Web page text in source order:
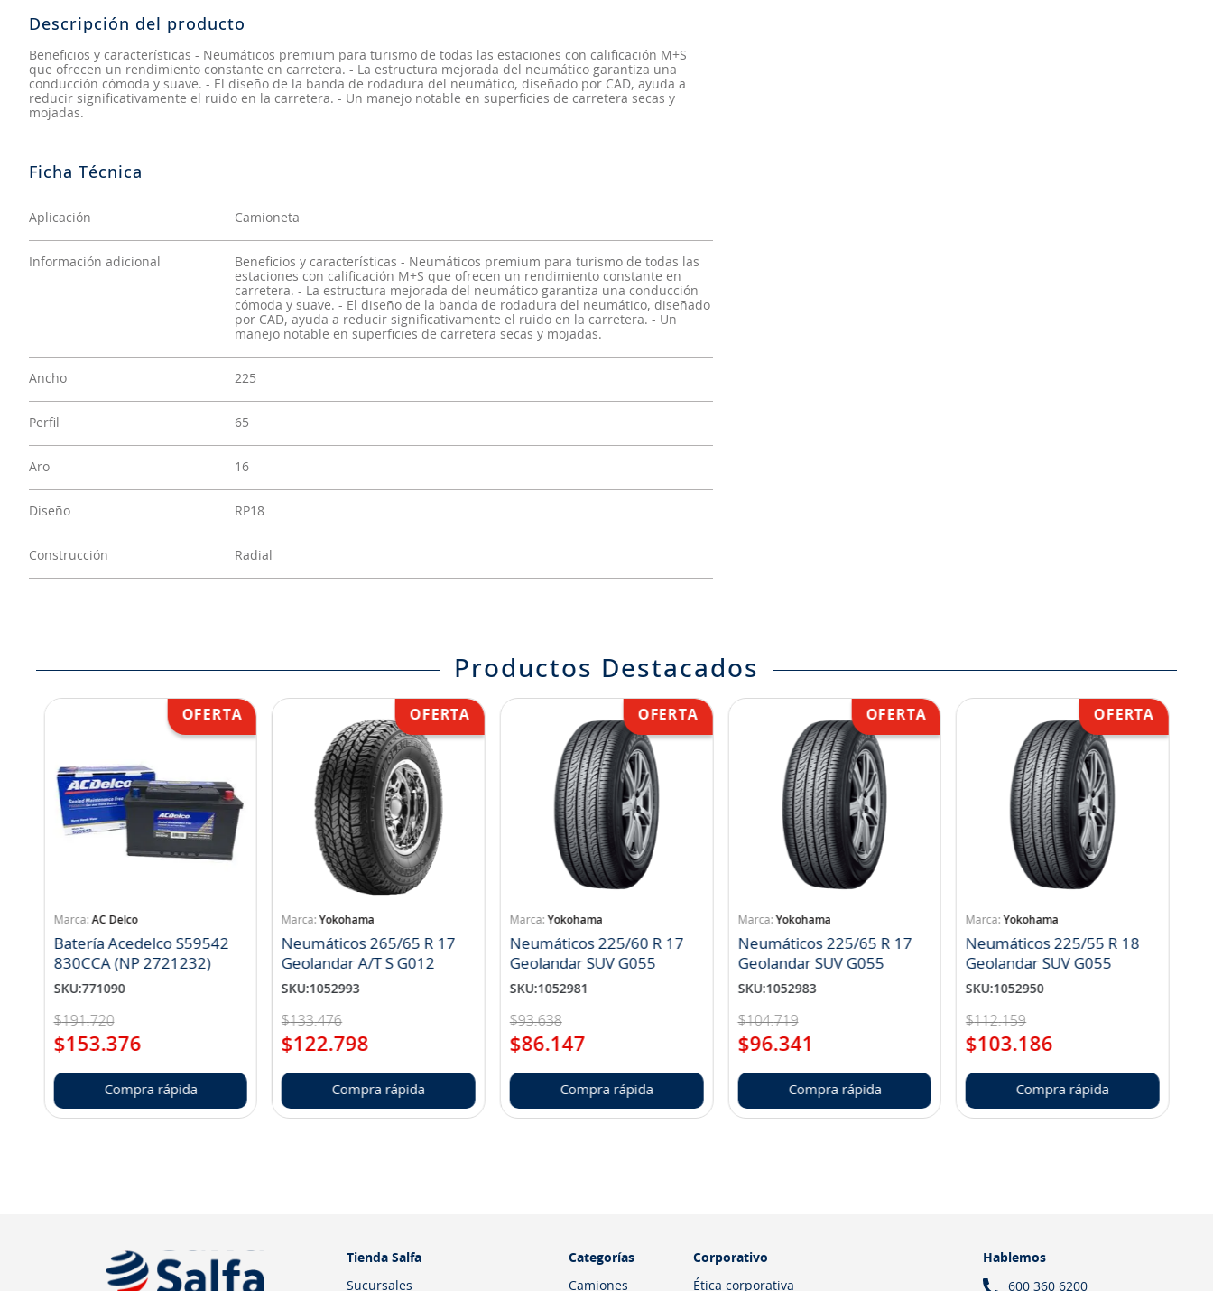
Descripción del producto
Beneficios y características - Neumáticos premium para turismo de todas las estaciones con calificación M+S
que ofrecen un rendimiento constante en carretera. - La estructura mejorada del neumático garantiza una
conducción cómoda y suave. - El diseño de la banda de rodadura del neumático, diseñado por CAD, ayuda a
reducir significativamente el ruido en la carretera. - Un manejo notable en superficies de carretera secas y
mojadas.
Aplicación Camioneta
Información adicional
Beneficios y características - Neumáticos premium para turismo de todas las
estaciones con calificación M+S que ofrecen un rendimiento constante en
carretera. - La estructura mejorada del neumático garantiza una conducción
cómoda y suave. - El diseño de la banda de rodadura del neumático, diseñado
por CAD, ayuda a reducir significativamente el ruido en la carretera. - Un
manejo notable en superficies de carretera secas y mojadas.
Ancho 225
Perfil 65
Aro 16
Diseño RP18
Construcción Radial
Productos Destacados
AC Delco
Batería Acedelco S59542
830CCA (NP 2721232)
SKU:771090
$191.720
$153.376
Compra rápida
Yokohama
Neumáticos 265/65 R 17
Geolandar A/T S G012
SKU:1052993
$133.476
$122.798
Compra rápida
Yokohama
Neumáticos 225/60 R 17
Geolandar SUV G055
SKU:1052981
$93.638
$86.147
Compra rápida
Yokohama
Neumáticos 225/65 R 17
Geolandar SUV G055
SKU:1052983
$104.719
$96.341
Compra rápida
Yokohama
Neumáticos 225/55 R 18
Geolandar SUV G055
SKU:1052950
$112.159
$103.186
Compra rápida
Tienda Salfa
Sucursales
Categorías
Camiones
Corporativo
Ética corporativa
Hablemos
600 360 6200